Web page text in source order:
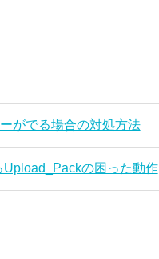
がでる場合の対処方法
の困った動作